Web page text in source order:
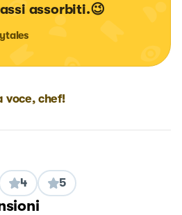
assorbiti.😉
voce, chef!
4 5